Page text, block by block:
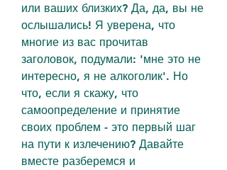
или ваших близких? Да, да, вы не
ослышались! Я уверена, что
многие из вас прочитав
заголовок, подумали: 'мне это не
интересно, я не алкоголик'. Но
что, если я скажу, что
самоопределение и принятие
своих проблем - это первый шаг
на пути к излечению? Давайте
вместе разберемся и